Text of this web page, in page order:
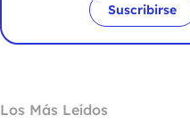
Suscribirse
Los Más Leídos